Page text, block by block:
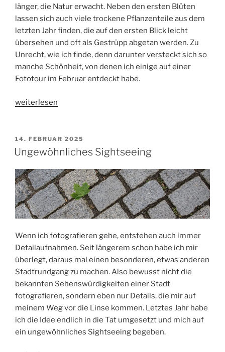
länger, die Natur erwacht. Neben den ersten Blüten
lassen sich auch viele trockene Pflanzenteile aus dem
letzten Jahr finden, die auf den ersten Blick leicht
übersehen und oft als Gestrüpp abgetan werden. Zu
Unrecht, wie ich finde, denn darunter versteckt sich so
manche Schönheit, von denen ich einige auf einer
Fototour im Februar entdeckt habe.
„Fototour
weiterlesen
VERÖFFENTLICHT
AM
14. FEBRUAR 2025
Ungewöhnliches Sightseeing
Wenn ich fotografieren gehe, entstehen auch immer
Detailaufnahmen. Seit längerem schon habe ich mir
überlegt, daraus mal einen besonderen, etwas anderen
Stadtrundgang zu machen. Also bewusst nicht die
bekannten Sehenswürdigkeiten einer Stadt
fotografieren, sondern eben nur Details, die mir auf
meinem Weg vor die Linse kommen. Letztes Jahr habe
ich die Idee endlich in die Tat umgesetzt und mich auf
ein ungewöhnliches Sightseeing begeben.